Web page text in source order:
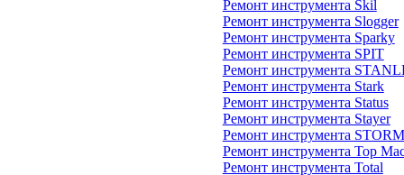
Ремонт инструмента Skil
Ремонт инструмента Slogger
Ремонт инструмента Sparky
Ремонт инструмента SPIT
Ремонт инструмента
Ремонт инструмента Stark
Ремонт инструмента Status
Ремонт инструмента Stayer
Ремонт инструмента STORM
Ремонт инструмента Top
Ремонт инструмента Total